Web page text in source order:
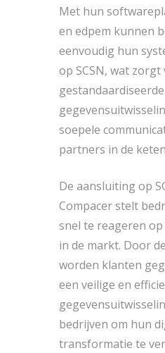
Met hun
en edpem kunnen
eenvoudig hun
op SCSN, wat
gestandaardiseerde
soepele
partners in de
De aansluiting op
Compacer stelt
snel te reageren
in de markt. Door
worden klanten
een veilige en
bedrijven om hun
transformatie te